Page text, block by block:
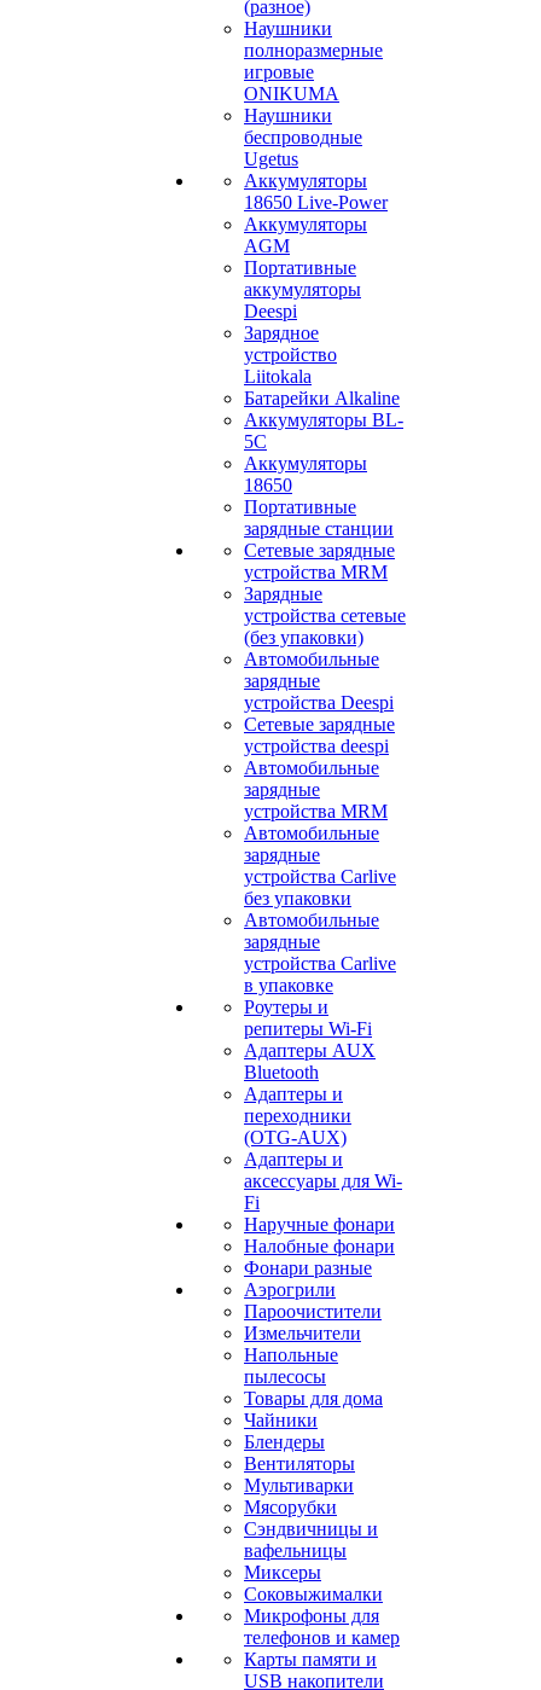
(разное)
Наушники
полноразмерные
игровые
ONIKUMA
Наушники
беспроводные
Ugetus
Аккумуляторы
18650 Live-Power
Аккумуляторы
АGM
Портативные
аккумуляторы
Deespi
Зарядное
устройство
Liitokala
Батарейки Alkaline
Аккумуляторы BL-
5C
Аккумуляторы
18650
Портативные
зарядные станции
Сетевые зарядные
устройства MRM
Зарядные
устройства сетевые
(без упаковки)
Автомобильные
зарядные
устройства Deespi
Сетевые зарядные
устройства deespi
Автомобильные
зарядные
устройства MRM
Автомобильные
зарядные
устройства Carlive
без упаковки
Автомобильные
зарядные
устройства Carlive
в упаковке
Роутеры и
репитеры Wi-Fi
Адаптеры AUX
Bluetooth
Адаптеры и
переходники
(OTG-AUX)
Адаптеры и
аксессуары для Wi-
Fi
Наручные фонари
Налобные фонари
Фонари разные
Аэрогрили
Пароочистители
Измельчители
Напольные
пылесосы
Товары для дома
Чайники
Блендеры
Вентиляторы
Мультиварки
Мясорубки
Сэндвичницы и
вафельницы
Миксеры
Соковыжималки
Микрофоны для
телефонов и камер
Карты памяти и
USB накопители